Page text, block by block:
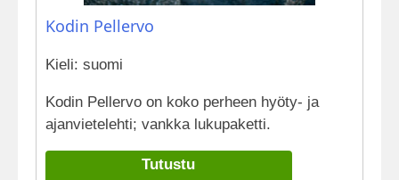
Kodin Pellervo
Kieli: suomi
Kodin Pellervo on koko perheen hyöty- ja
ajanvietelehti; vankka lukupaketti.
Tutustu